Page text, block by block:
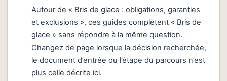
Autour de « Bris de glace : obligations, garanties
et exclusions », ces guides complètent « Bris de
glace » sans répondre à la même question.
Changez de page lorsque la décision recherchée,
le document d’entrée ou l’étape du parcours n’est
plus celle décrite ici.